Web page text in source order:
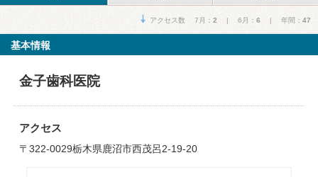
アクセス数 7月： 2 | 6月： 6 | 年間： 47
基本情報
金子歯科医院
アクセス
〒322-0029栃木県鹿沼市西茂呂2-19-20